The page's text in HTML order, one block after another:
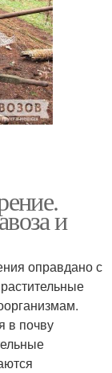
и
оправдано с
в почву